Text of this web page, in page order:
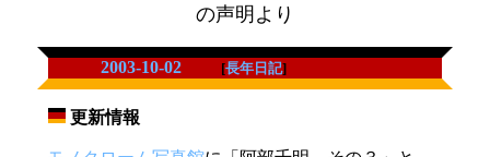
の声明より
2003-10-02 [長年日記]
更新情報